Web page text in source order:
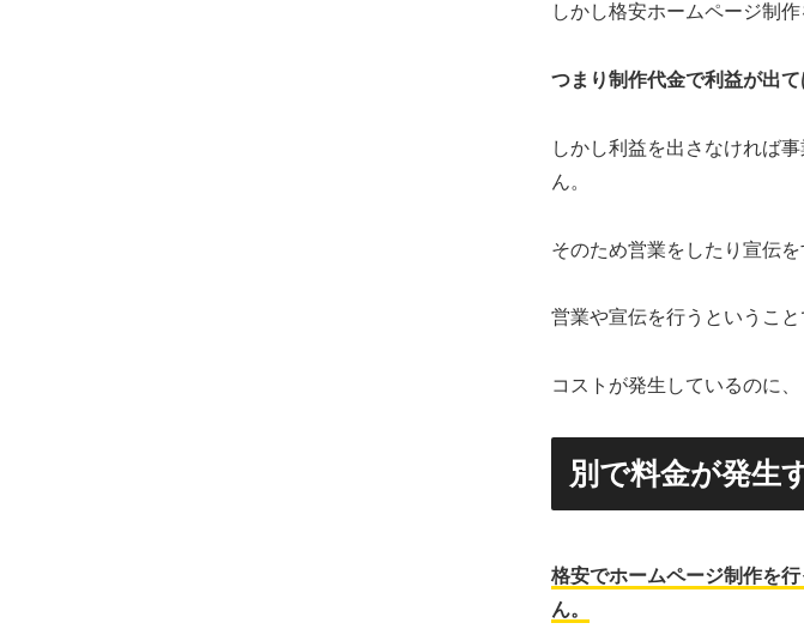
しかし格安ホームページ制作
つまり制作代金で利益が出て
しかし利益を出さなければ
ん。
そのため営業をしたり宣伝
営業や宣伝を行うというこ
コストが発生しているのに、
別で料金が発生
格安でホームページ制作を
ん。